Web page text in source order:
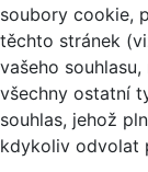
soubory cookie,
těchto stránek
vašeho
všechny ostatní
souhlas, jehož
kdykoliv odvolat